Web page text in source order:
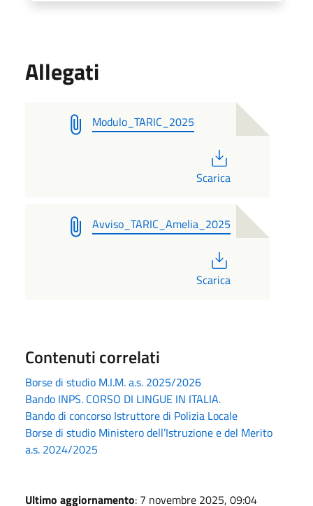
Allegati
Modulo_TARIC_2025
Scarica
Avviso_TARIC_Amelia_2025
Scarica
Contenuti correlati
Borse di studio M.I.M. a.s. 2025/2026
Bando INPS. CORSO DI LINGUE IN ITALIA.
Bando di concorso Istruttore di Polizia Locale
Borse di studio Ministero dell’Istruzione e del Merito
a.s. 2024/2025
Ultimo aggiornamento: 7 novembre 2025, 09:04